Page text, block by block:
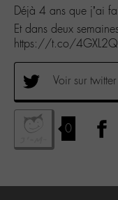
Déjà 4 ans que j’ai
Et dans deux
https://t.co/
Voir sur twitter
0